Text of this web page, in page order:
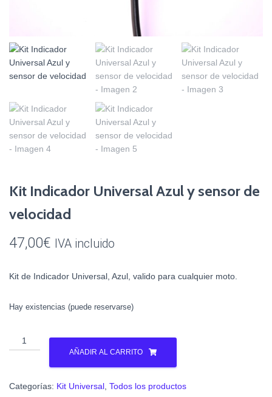
Kit Indicador Universal Azul y sensor de
velocidad
47,00€ IVA incluido
Kit de Indicador Universal, Azul, valido para cualquier moto.
Hay existencias (puede reservarse)
Indicador
y
AÑADIR AL CARRITO
Categorías: Kit Universal Todos los productos